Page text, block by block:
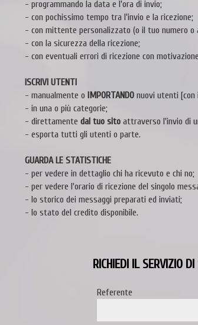
- programmando la data e l'ora di invio;
- con pochissimo tempo tra l'invio e la ricezione;
- con mittente personalizzato (o il tuo numero o
- con la sicurezza della ricezione;
- con eventuali errori di ricezione con
ISCRIVI UTENTI
- manualmente o IMPORTANDO nuovi utenti [con
- in una o più categorie;
- direttamente dal tuo sito attraverso l'invio di
- esporta tutti gli utenti o parte.
GUARDA LE STATISTICHE
- per vedere in dettaglio chi ha ricevuto e chi no;
- per vedere l'orario di ricezione del singolo
- lo storico dei messaggi preparati ed inviati;
- lo stato del credito disponibile.
RICHIEDI IL SERVIZIO
Referente